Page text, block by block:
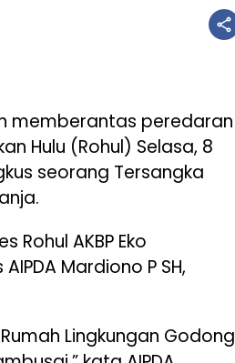
memberantas peredaran
Hulu (Rohul) Selasa, 8
seorang Tersangka
AKBP Eko
Mardiono P SH,
Lingkungan Godong